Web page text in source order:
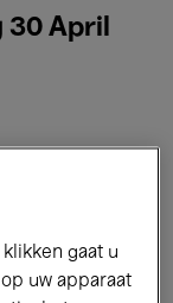
30 April
gaat u
uw apparaat